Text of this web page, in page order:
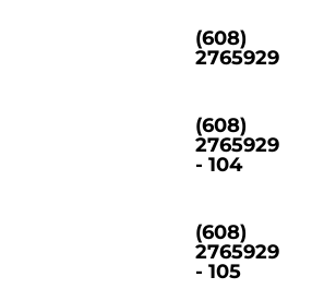
(608)
2765929
(608)
2765929
- 104
(608)
2765929
- 105